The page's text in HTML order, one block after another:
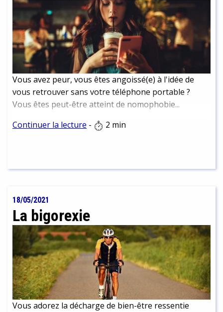
Vous avez peur, vous êtes angoissé(e) à l'idée de
vous retrouver sans votre téléphone portable ?
Vous êtes peut-être atteint de nomophobie...
Continuer la lecture - 2 min
18/05/2021
La bigorexie
Vous adorez la décharge de bien-être ressentie